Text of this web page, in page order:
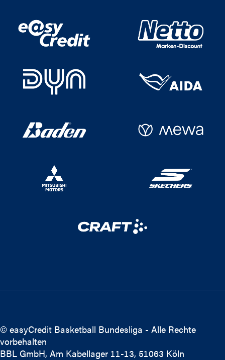
© easyCredit Basketball Bundesliga - Alle Rechte
vorbehalten
BBL GmbH, Am Kabellager 11-13, 51063 Köln